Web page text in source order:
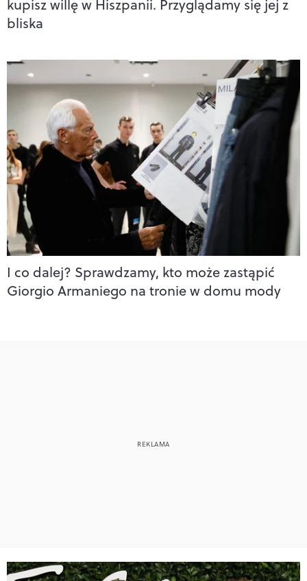
kupisz willę w Hiszpanii. Przyglądamy się jej z
bliska
I co dalej? Sprawdzamy, kto może zastąpić
Giorgio Armaniego na tronie w domu mody